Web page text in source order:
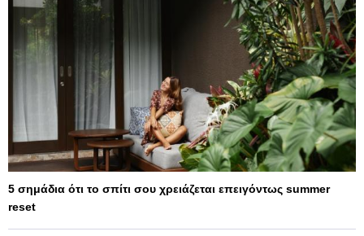
5 σημάδια ότι το σπίτι σου χρειάζεται επειγόντως summer
reset